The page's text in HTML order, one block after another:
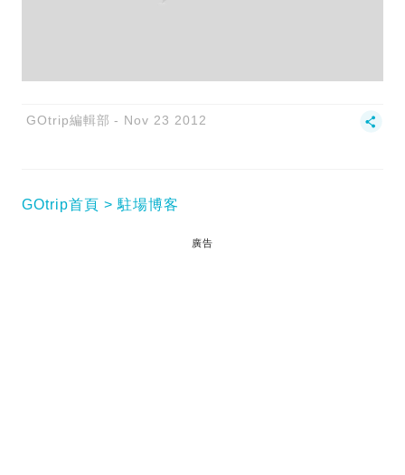
GOtrip編輯部 Nov 23 2012
GOtrip首頁 駐場博客
廣告